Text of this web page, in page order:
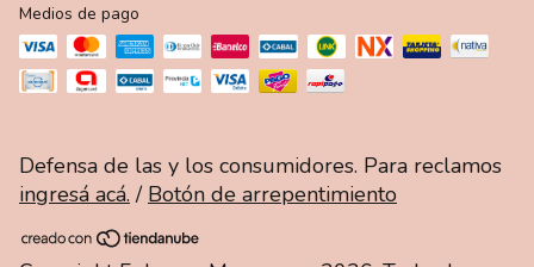
Medios de pago
Defensa de las y los consumidores. Para reclamos
ingresá acá. / Botón de arrepentimiento